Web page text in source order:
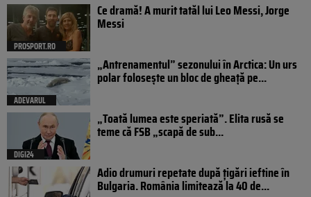
PROSPORT.RO
Ce dramă! A murit tatăl lui Leo Messi, Jorge
Messi
ADEVARUL
„Antrenamentul” sezonului în Arctica: Un urs
polar folosește un bloc de gheață pe...
DIGI24
„Toată lumea este speriată”. Elita rusă se
teme că FSB „scapă de sub...
Adio drumuri repetate după țigări ieftine în
Bulgaria. România limitează la 40 de...